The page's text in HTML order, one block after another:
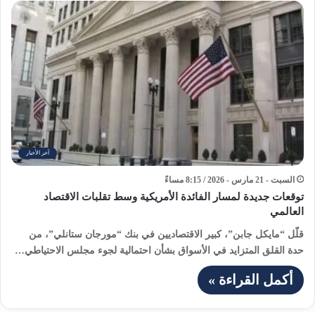
آخر الأخبار
السبت - 21 مارس - 2026 / 8:15 مساءً
توقعات جديدة لمسار الفائدة الأمريكية وسط تقلبات الاقتصاد
العالمي
قلّل “مايكل جابن”، كبير الاقتصاديين في بنك “مورجان ستانلي”، من
حدة القلق المتزايد في الأسواق بشأن احتمالية لجوء مجلس الاحتياطي…
أكمل القراءة »